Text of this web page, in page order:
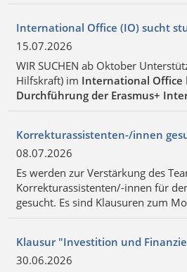
Details
International Office (IO) sucht
15.07.2026
WIR SUCHEN ab Oktober
Hilfskraft) im International Office
Durchführung der Erasmus+
Details
Korrekturassistenten-/innen
08.07.2026
Es werden zur Verstärkung des
Korrekturassistenten/-innen für
gesucht. Es sind Klausuren zum
Details
Klausur "Investition und
30.06.2026